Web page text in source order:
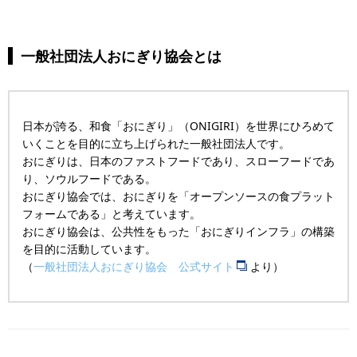
一般社団法人おにぎり協会とは
日本が誇る、和食「おにぎり」（ONIGIRI）を世界にひろめて
いくことを目的に立ち上げられた一般社団法人です。
おにぎりは、日本のファストフードであり、スローフードであ
り、ソウルフードである。
おにぎり協会では、おにぎりを「オープンソースの食プラット
フォームである」と考えています。
おにぎり協会は、公共性をもった「おにぎりインフラ」の構築
を目的に活動しています。
（一般社団法人おにぎり協会 公式サイト より）